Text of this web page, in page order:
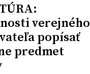
verejného
popísať
predmet